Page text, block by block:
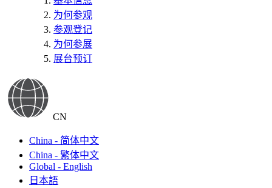
为何参观
参观登记
为何参展
展台预订
CN
China - 简体中文
China - 繁体中文
Global - English
日本語